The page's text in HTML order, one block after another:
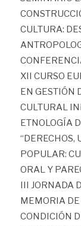
CULTURA:
XII CURSO
EN GESTIÓN
CULTURAL
ETNOLOGÍA
“DERECHOS,
POPULAR:
ORAL Y
III JORNADA
MEMORIA
CONDICIÓN